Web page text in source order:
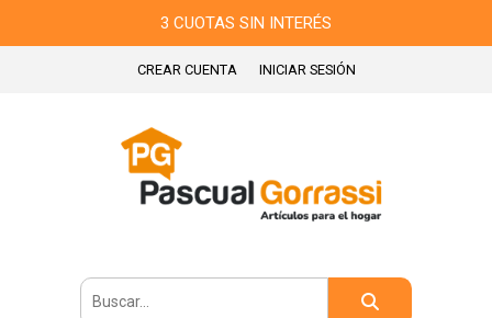
3 CUOTAS SIN INTERÉS
CREAR CUENTA INICIAR SESIÓN